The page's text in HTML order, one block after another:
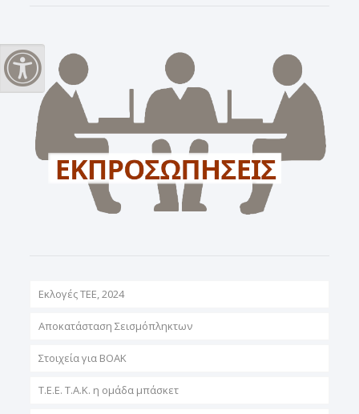
Εναλλαγή Υψηλής Αντίθεσης
Εκλογές ΤΕΕ, 2024
Αποκατάσταση Σεισμόπληκτων
Στοιχεία για ΒΟΑΚ
T.E.E. T.A.K. η ομάδα μπάσκετ